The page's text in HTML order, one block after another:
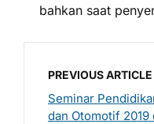
bahkan saat
PREVIOUS ARTICLE
Seminar
dan Otomotif 2019